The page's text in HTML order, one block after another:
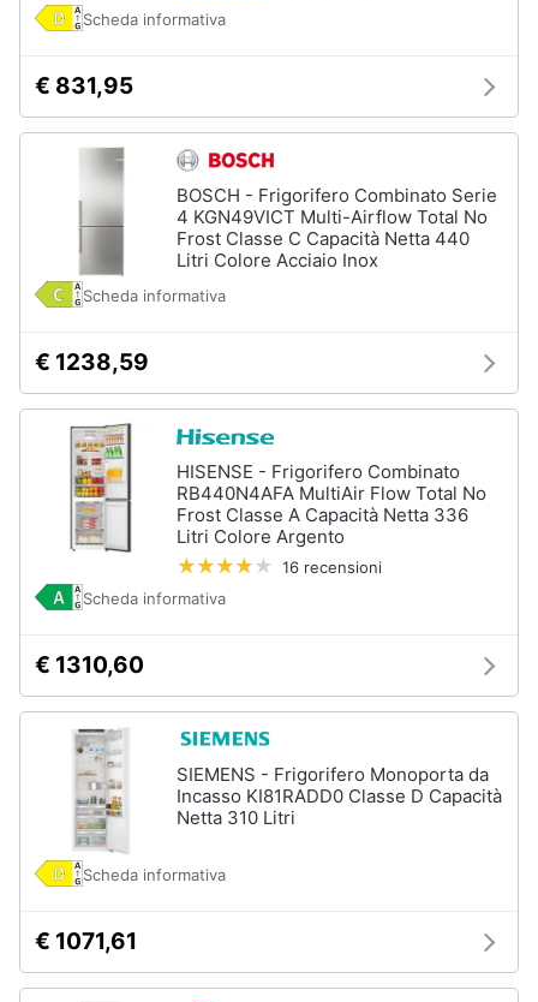
Scheda informativa
€ 831,95
BOSCH - Frigorifero Combinato Serie
4 KGN49VICT Multi-Airflow Total No
Frost Classe C Capacità Netta 440
Litri Colore Acciaio Inox
Scheda informativa
€ 1238,59
HISENSE - Frigorifero Combinato
RB440N4AFA MultiAir Flow Total No
Frost Classe A Capacità Netta 336
Litri Colore Argento
16 recensioni
Scheda informativa
€ 1310,60
SIEMENS - Frigorifero Monoporta da
Incasso KI81RADD0 Classe D Capacità
Netta 310 Litri
Scheda informativa
€ 1071,61